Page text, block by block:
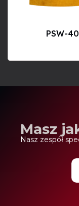
PSW-
Masz
Nasz zespół